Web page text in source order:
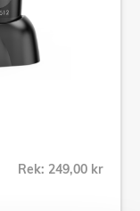
Rek: 249,00 kr